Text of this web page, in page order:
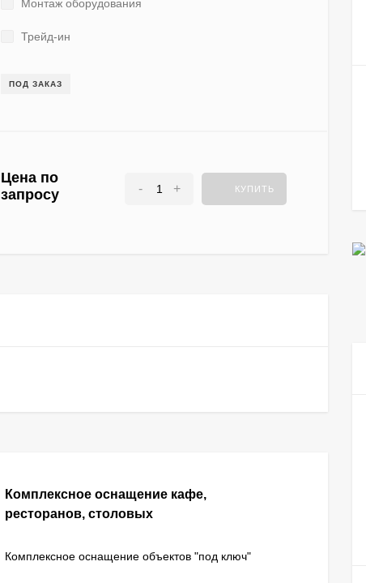
Монтаж оборудования
Трейд-ин
ПОД ЗАКАЗ
Цена по
запросу
- + КУПИТЬ
Комплексное оснащение кафе,
ресторанов, столовых
Комплексное оснащение объектов "под ключ"